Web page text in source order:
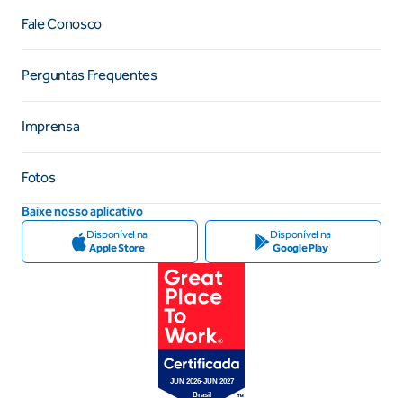
Fale Conosco
Perguntas Frequentes
Imprensa
Fotos
Baixe nosso aplicativo
Disponível na
Apple Store
Disponível na
Google Play